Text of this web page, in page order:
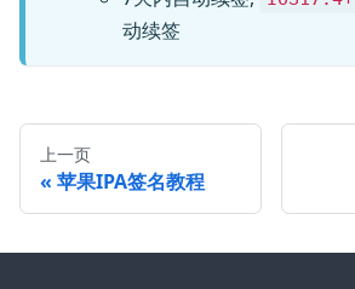
动续签
上一页
苹果IPA签名教程